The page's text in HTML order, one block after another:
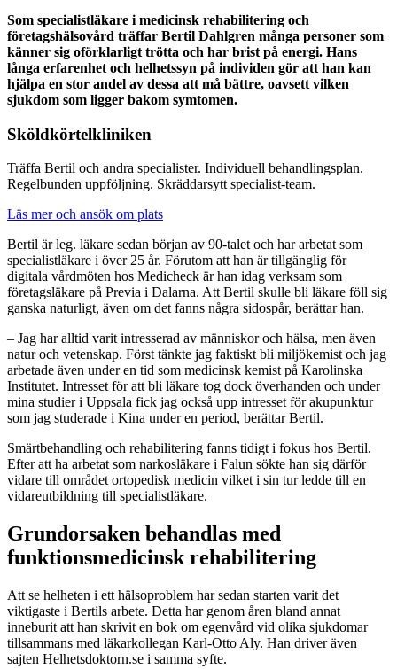
Som specialistläkare i medicinsk rehabilitering och
företagshälsovård träffar Bertil Dahlgren många personer som
känner sig oförklarligt trötta och har brist på energi. Hans
långa erfarenhet och helhetssyn på individen gör att han kan
hjälpa en stor andel av dessa att må bättre, oavsett vilken
sjukdom som ligger bakom symtomen.
Sköldkörtelkliniken
Träffa Bertil och andra specialister. Individuell behandlingsplan.
Regelbunden uppföljning. Skräddarsytt specialist-team.
Läs mer och ansök om plats
Bertil är leg. läkare sedan början av 90-talet och har arbetat som
specialistläkare i över 25 år. Förutom att han är tillgänglig för
digitala vårdmöten hos Medicheck är han idag verksam som
företagsläkare på Previa i Dalarna. Att Bertil skulle bli läkare föll sig
ganska naturligt, även om det fanns några sidospår, berättar han.
– Jag har alltid varit intresserad av människor och hälsa, men även
natur och vetenskap. Först tänkte jag faktiskt bli miljökemist och jag
arbetade även under en tid som medicinsk kemist på Karolinska
Institutet. Intresset för att bli läkare tog dock överhanden och under
mina studier i Uppsala fick jag också upp intresset för akupunktur
som jag studerade i Kina under en period, berättar Bertil.
Smärtbehandling och rehabilitering fanns tidigt i fokus hos Bertil.
Efter att ha arbetat som narkosläkare i Falun sökte han sig därför
vidare till området ortopedisk medicin vilket i sin tur ledde till en
vidareutbildning till specialistläkare.
Grundorsaken behandlas med
funktionsmedicinsk rehabilitering
Att se helheten i ett hälsoproblem har sedan starten varit det
viktigaste i Bertils arbete. Detta har genom åren bland annat
inneburit att han skrivit en bok om egenvård vid olika sjukdomar
tillsammans med läkarkollegan Karl-Otto Aly. Han driver även
sajten Helhetsdoktorn.se i samma syfte.